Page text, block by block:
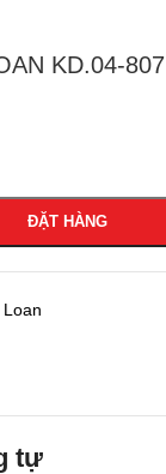
KD.04-807
ĐẶT HÀNG
tự